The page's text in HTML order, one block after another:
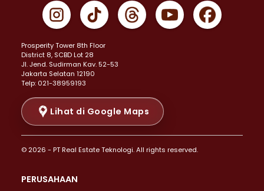
Properti Dijual di Gambir >
Properti Dijual di Johar Baru >
Properti Dijual di Menteng >
Properti Dijual di Senen >
Properti Dijual di Tanah Abang >
Properti Dijual di Cikini >
Properti Dijual di Kramat >
Properti Dijual di Pasar Baru >
Properti Dijual di Bendungan Hilir >
Properti Dijual di Jakarta Selatan >
Properti Dijual di Lebak Bulus >
Prosperity Tower 8th Floor
District 8, SCBD Lot 28
JI. Jend. Sudirman Kav. 52-53
Jakarta Selatan 12190
Telp: 021-38959193
Lihat di Google Maps
© 2026 - PT Real Estate Teknologi. All rights reserved.
PERUSAHAAN